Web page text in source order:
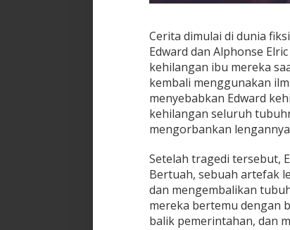
Cerita dimulai di dunia
Edward dan Alphonse
kehilangan ibu mereka
kembali menggunakan
menyebabkan Edward
kehilangan seluruh
mengorbankan
Setelah tragedi tersebut,
Bertuah, sebuah artefak
dan mengembalikan
mereka bertemu dengan
balik pemerintahan, dan